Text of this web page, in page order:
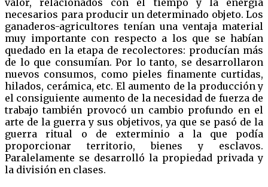
valor, relacionados con el tiempo y la energía
necesarios para producir un determinado objeto. Los
ganaderos-agricultores tenían una ventaja material
muy importante con respecto a los que se habían
quedado en la etapa de recolectores: producían más
de lo que consumían. Por lo tanto, se desarrollaron
nuevos consumos, como pieles finamente curtidas,
hilados, cerámica, etc. El aumento de la producción y
el consiguiente aumento de la necesidad de fuerza de
trabajo también provocó un cambio profundo en el
arte de la guerra y sus objetivos, ya que se pasó de la
guerra ritual o de exterminio a la que podía
proporcionar territorio, bienes y esclavos.
Paralelamente se desarrolló la propiedad privada y
la división en clases.